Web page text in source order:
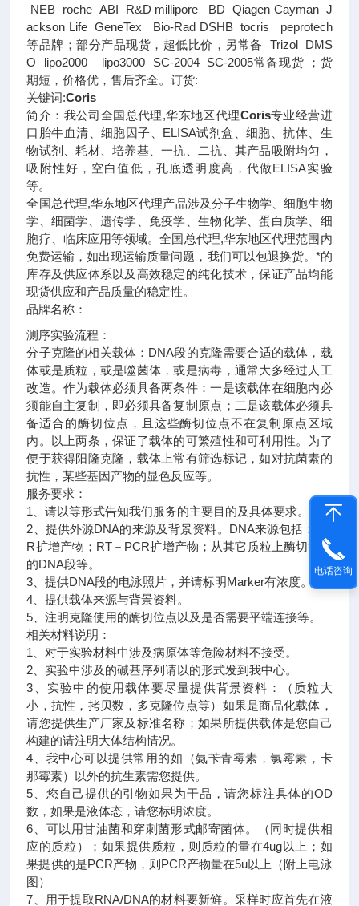
NEB roche ABI R&D millipore BD Qiagen Cayman J
ackson Life GeneTex Bio-Rad DSHB tocris peprotech
等品牌；部分产品现货，超低比价，另常备 Trizol DMS
O lipo2000 lipo3000 SC-2004 SC-2005常备现货 ；货
期短，价格优，售后齐全。订货:
关键词:Coris
简介：我公司全国总代理,华东地区代理Coris专业经营进
口胎牛血清、细胞因子、ELISA试剂盒、细胞、抗体、生
物试剂、耗材、培养基、一抗、二抗、其产品吸附均匀，
吸附性好，空白值低，孔底透明度高，代做ELISA实验
等。
全国总代理,华东地区代理产品涉及分子生物学、细胞生物
学、细菌学、遗传学、免疫学、生物化学、蛋白质学、细
胞疗、临床应用等领域。全国总代理,华东地区代理范围内
免费运输，如出现运输质量问题，我们可以包退换货。 *的
库存及供应体系以及高效稳定的纯化技术，保证产品均能
现货供应和产品质量的稳定性。
品牌名称：
测序实验流程：
分子克隆的相关载体：DNA段的克隆需要合适的载体，载
体或是质粒，或是噬菌体，或是病毒，通常大多经过人工
改造。作为载体必须具备两条件：一是该载体在细胞内必
须能自主复制，即必须具备复制原点；二是该载体必须具
备适合的酶切位点，且这些酶切位点不在复制原点区域
内。以上两条，保证了载体的可繁殖性和可利用性。为了
便于获得阳隆克隆，载体上常有筛选标记，如对抗菌素的
抗性，某些基因产物的显色反应等。
服务要求：
1、请以等形式告知我们服务的主要目的及具体要求。
2、提供外源DNA的来源及背景资料。DNA来源包括：PC
R扩增产物；RT－PCR扩增产物；从其它质粒上酶切得到
的DNA段等。
3、提供DNA段的电泳照片，并请标明Marker有浓度。
4、提供载体来源与背景资料。
5、注明克隆使用的酶切位点以及是否需要平端连接等。
相关材料说明：
1、对于实验材料中涉及病原体等危险材料不接受。
2、实验中涉及的碱基序列请以的形式发到我中心。
3、实验中的使用载体要尽量提供背景资料：（质粒大
小，抗性，拷贝数，多克隆位点等）如果是商品化载体，
请您提供生产厂家及标准名称；如果所提供载体是您自己
构建的请注明大体结构情况。
4、我中心可以提供常用的如（氨苄青霉素，氯霉素，卡
那霉素）以外的抗生素需您提供。
5、您自己提供的引物如果为干品，请您标注具体的OD
数，如果是液体态，请您标明浓度。
6、可以用甘油菌和穿刺菌形式邮寄菌体。（同时提供相
应的质粒）；如果提供质粒，则质粒的量在4ug以上；如
果提供的是PCR产物，则PCR产物量在5u以上（附上电泳
图）
7、用于提取RNA/DNA的材料要新鲜。采样时应首先在液
电话咨询